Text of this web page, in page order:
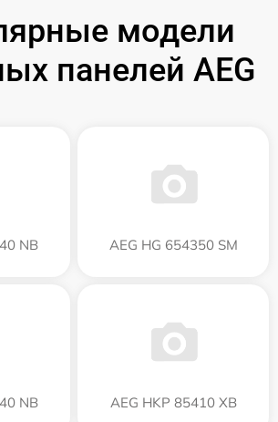
модели
панелей AEG
NB AEG HG 654350 SM
NB AEG HKP 85410 XB